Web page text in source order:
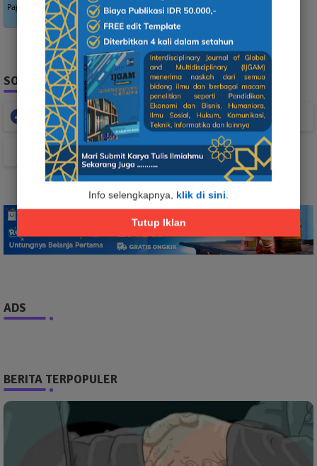
Info selengkapnya, klik di sini.
Tutup Iklan
SOCIAL PLUGIN
Facebook Whatsapp
TikTok
ADS
BERITA TERPOPULER